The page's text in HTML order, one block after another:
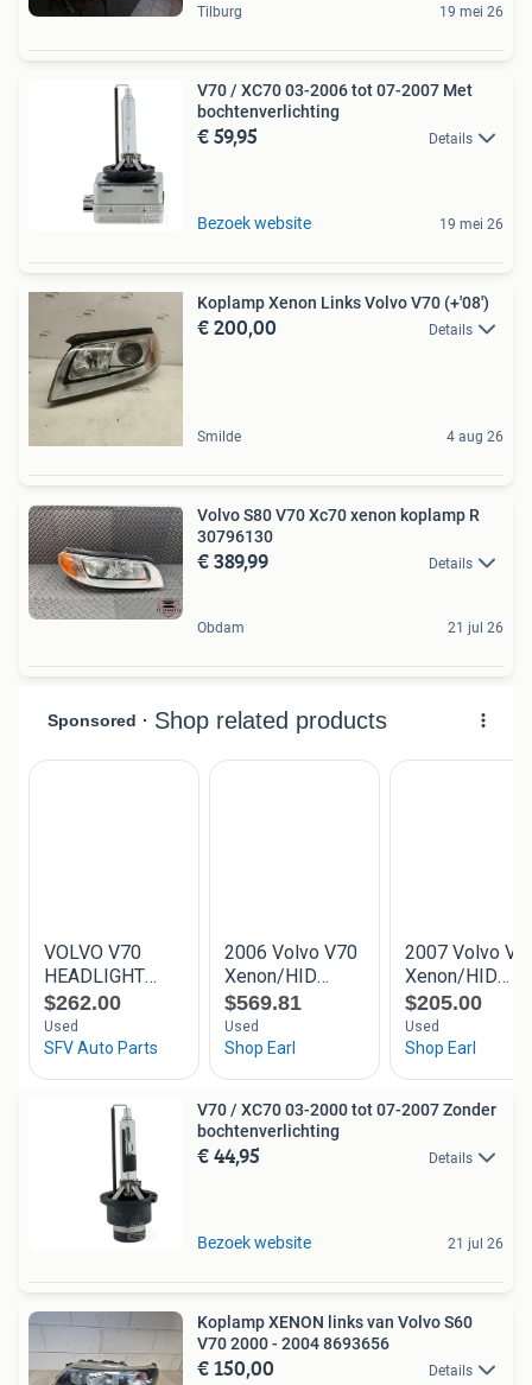
Tilburg 19 mei 26
V70 / XC70 03-2006 tot 07-2007 Met
bochtenverlichting
€ 59,95 Details
Bezoek website 19 mei 26
Koplamp Xenon Links Volvo V70 (+'08')
€ 200,00 Details
Smilde 4 aug 26
Volvo S80 V70 Xc70 xenon koplamp R
30796130
€ 389,99 Details
Obdam 21 jul 26
V70 / XC70 03-2000 tot 07-2007 Zonder
bochtenverlichting
€ 44,95 Details
Bezoek website 21 jul 26
Koplamp XENON links van Volvo S60
V70 2000 - 2004 8693656
€ 150,00 Details